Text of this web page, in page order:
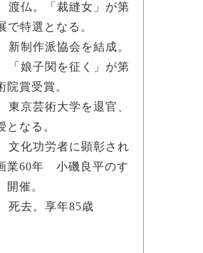
渡仏。「裁縫女」が第
で特選となる。
制作派協会を結成。
「娘子関を征く」が第
院賞受賞。
京芸術大学を退官、
となる。
文化功労者に顕彰され
業60年 小磯良平のす
開催。
死去。享年85歳